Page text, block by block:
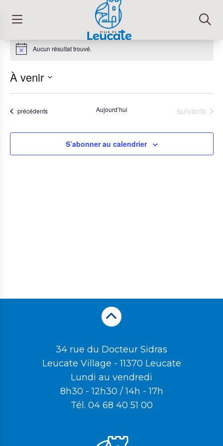
Aucun résultat trouvé.
À venir
Sélectionnez
Évènements
précédents Aujourd’hui Évènements
suivants
S’abonner au calendrier
34 rue du Docteur Sidras
Leucate Village - 11370 Leucate
Lundi au vendredi
8h30 - 12h30 / 14h - 17h
Tél. 04 68 40 51 00